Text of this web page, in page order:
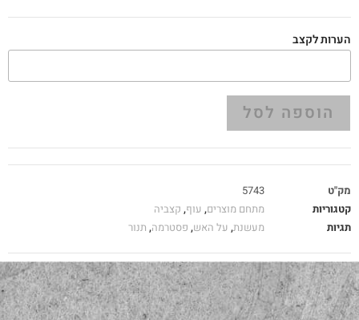
הערות לקצב
הוספה לסל
מק"ט
5743
קטגוריות
מתחם מוצרים, עוף, קצביה
תגיות
מעשנת, על האש, פסטרמה, תנור